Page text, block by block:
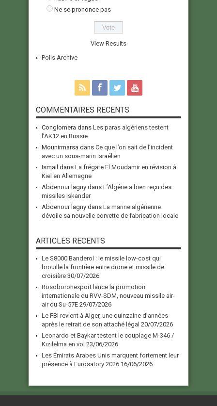
Ne se prononce pas
View Results
Polls Archive
COMMENTAIRES RECENTS
Conglomera dans Les paras algériens testent
l’AK12 en Russie
Mounirmarsa dans Ce que l’on sait de l’incident
avec un sous-marin Israélien
Ismail dans La frégate El Moudamir en révision à
Kiel en Allemagne
Abdenour lagny dans L’Algérie a bien reçu des
missiles Iskander
Abdenour lagny dans La marine algérienne
dévoile sa nouvelle corvette de fabrication locale
ARTICLES RECENTS
Le S8000 Banderol : le missile low-cost qui
brouille la frontière entre drone et missile de
croisière 30/07/2026
Rosoboronexport lance la promotion
internationale du RVV-SDM, nouveau missile air-
air du Su-57E 29/07/2026
Le FBI revient à Alger, une quinzaine d’années
après le retrait de son attaché légal 20/07/2026
Leonardo et Baykar testent le couplage M-346 /
Kızılelma en vol 23/06/2026
Les Émirats Arabes Unis marquent fortement leur
présence à Eurosatory 2026 16/06/2026